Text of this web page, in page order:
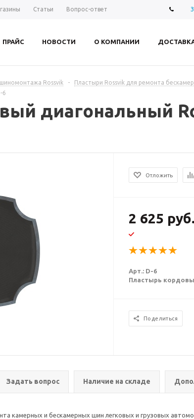
Статьи Вопрос-ответ
ПРАЙС НОВОСТИ О КОМПАНИИ
Rossvik - Пластыри Rossvik для ремонта
6
диагональный
Отложить
2 625 руб.
Арт.: D-6
Пластырь
Поделиться
Задать вопрос Наличие на складе
камерных и бескамерных шин легковых и грузовых